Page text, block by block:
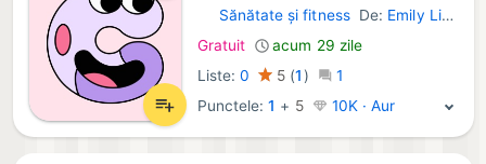
iOS Aplicații:
Sănătate și fitnessDe: Emily Lien
Gratuit
acum 29 zile
Liste: 0 5 (1 )
1
Punctele:1 + 5 10K · Aur